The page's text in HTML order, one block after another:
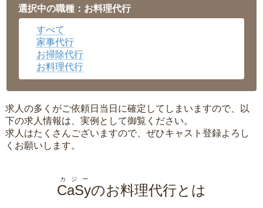
岡山県▼
広島県▼
沖縄県
選択中の職種：お料理代行
すべて
家事代行
お掃除代行
お料理代行
求人の多くがご依頼日当日に確定してしまいますので、以
下の求人情報は、実例として御覧ください。
求人はたくさんございますので、ぜひキャスト登録よろし
くお願いします。
CaSy
カジー
のお料理代行とは